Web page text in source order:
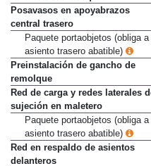
Gancho de remolque
Posavasos en apoyabrazos
central trasero
Paquete portaobjetos (obliga a
asiento trasero abatible)
Preinstalación de gancho de
remolque
Red de carga y redes laterales de
sujeción en maletero
Paquete portaobjetos (obliga a
asiento trasero abatible)
Red en respaldo de asientos